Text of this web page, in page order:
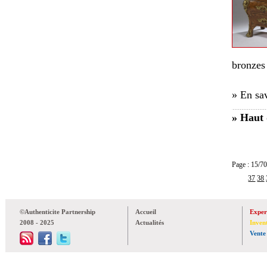
» En
» Haut
Page :
37 38
©Authenticite Partnership
2008 - 2025
Accueil
Actualités
Vente